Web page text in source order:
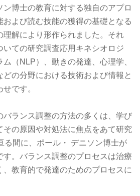
ン博士の教育に対する独自のアプロ
および読む技能の獲得の基礎となる
理解により形作られました。それ
いての研究調査応用キネシオロジ
（NLP）、動きの発達、心理学、
の分野における技術および情報と
です。
バランス調整の方法の多くは、学び
その原因や対処法に焦点をあて研究
る間に、ポール・ デニソン博士が
す。バランス調整のプロセスは治療
教育的で発達のためのプロセスに